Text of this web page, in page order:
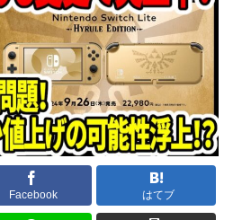
Facebook はてブ